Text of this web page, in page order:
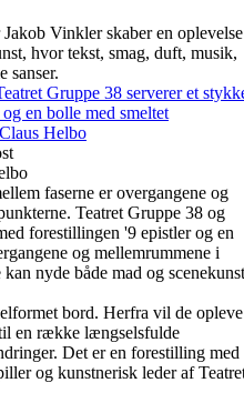
Vinkler skaber en
hvor tekst, smag, duft, musik,
sanser.
faserne er overgangene og
Teatret Gruppe 38 og
forestillingen '9 epistler og en
og mellemrummene i
nyde både mad og
bord. Herfra vil de opleve
en række længselsfulde
Det er en forestilling med
og kunstnerisk leder af